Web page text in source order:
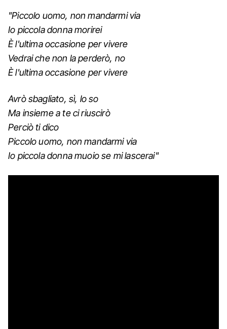
"Piccolo uomo, non mandarmi via
Io piccola donna morirei
È l'ultima occasione per vivere
Vedrai che non la perderò, no
È l'ultima occasione per vivere
Avrò sbagliato, sì, lo so
Ma insieme a te ci riuscirò
Perciò ti dico
Piccolo uomo, non mandarmi via
Io piccola donna muoio se mi lascerai"